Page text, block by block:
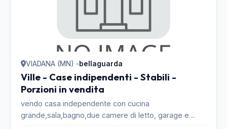
VIADANA (MN) -bellaguarda
Ville - Case indipendenti - Stabili -
Porzioni in vendita
vendo casa independente con cucina
grande,sala,bagno,due camere di letto, garage e
cortile privato in bounissimo stato.subito abitabile....